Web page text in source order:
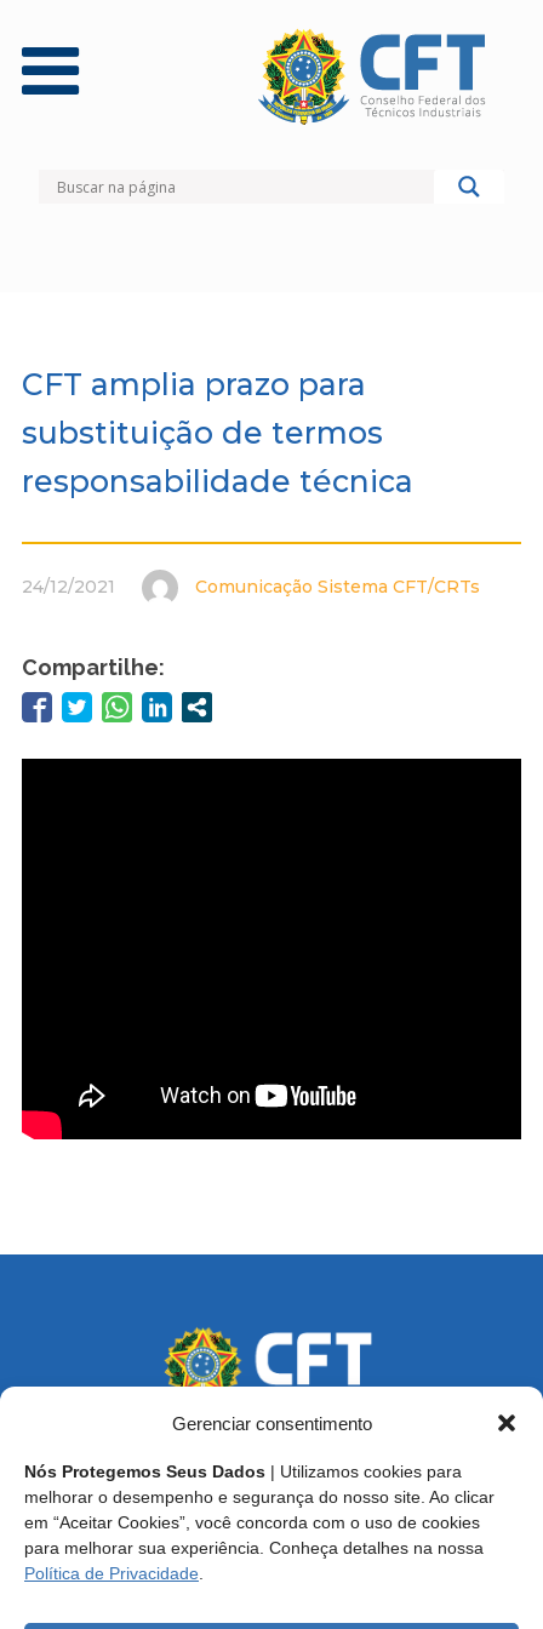
Gerenciar consentimento
Nós Protegemos Seus Dados | Utilizamos cookies para
melhorar o desempenho e segurança do nosso site. Ao clicar
em “Aceitar Cookies”, você concorda com o uso de cookies
para melhorar sua experiência. Conheça detalhes na nossa
Política de Privacidade
CFT amplia prazo para
substituição de termos
responsabilidade técnica
24/12/2021 Comunicação Sistema CFT/CRTs
Compartilhe:
Endereço: SCS, Quadra 02, Bloco D, Ed. Oscar Niemeyer,
9º Andar CEP 70.316-900 - Brasília/DF
Central de Atendimento ao Técnico:0800 016-1515